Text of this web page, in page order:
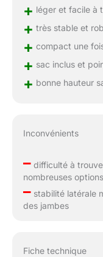
+ léger et facile à
+ très stable et
+ compact une
+ sac inclus et
+ bonne hauteur
Inconvénients
–difficulté à
nombreuses options
–stabilité latérale
des jambes
Fiche technique